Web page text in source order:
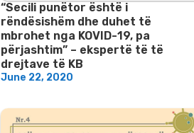
“Secili punëtor është i
rëndësishëm dhe duhet të
mbrohet nga KOVID-19, pa
përjashtim” – ekspertë të të
drejtave të KB
June 22, 2020